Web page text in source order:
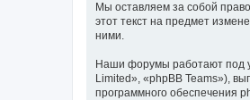
Мы оставляем за собой
этот текст на предмет
ними.
Наши форумы работают под
Limited», «phpBB Teams»),
программного обеспечения